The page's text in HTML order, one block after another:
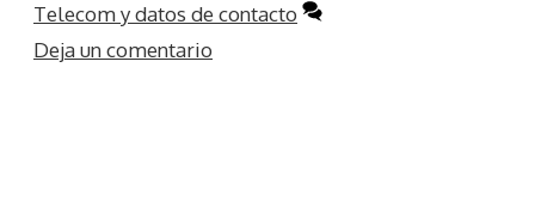
Telecom y datos de contacto
Deja un comentario